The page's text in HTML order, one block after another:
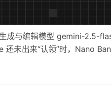
成与编辑模型 gemini-
未出来“认领”时，Nano